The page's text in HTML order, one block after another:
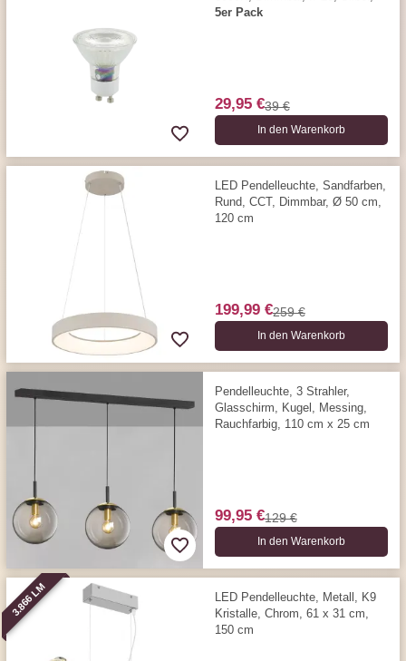
5er Pack
29,95 €39 €
In den Warenkorb
LED Pendelleuchte, Sandfarben,
Rund, CCT, Dimmbar, Ø 50 cm,
120 cm
199,99 €259 €
In den Warenkorb
Pendelleuchte, 3 Strahler,
Glasschirm, Kugel, Messing,
Rauchfarbig, 110 cm x 25 cm
99,95 €129 €
In den Warenkorb
3.866 LM
LED Pendelleuchte, Metall, K9
Kristalle, Chrom, 61 x 31 cm,
150 cm